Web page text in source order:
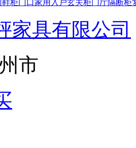
柜门口家用入户玄关柜门厅隔断柜
家具有限公司
市